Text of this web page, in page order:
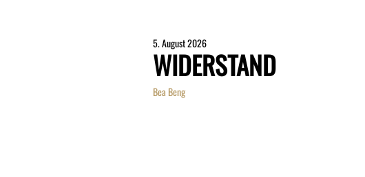
5. August 2026
WIDERSTAND
Bea Beng